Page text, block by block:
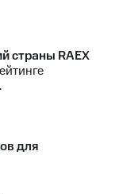
страны RAEX
для